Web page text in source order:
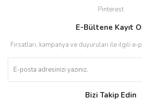
Pinterest
E-Bültene Kayıt
Fırsatları, kampanya ve duyuruları ile ilgili
Bizi Takip Edin